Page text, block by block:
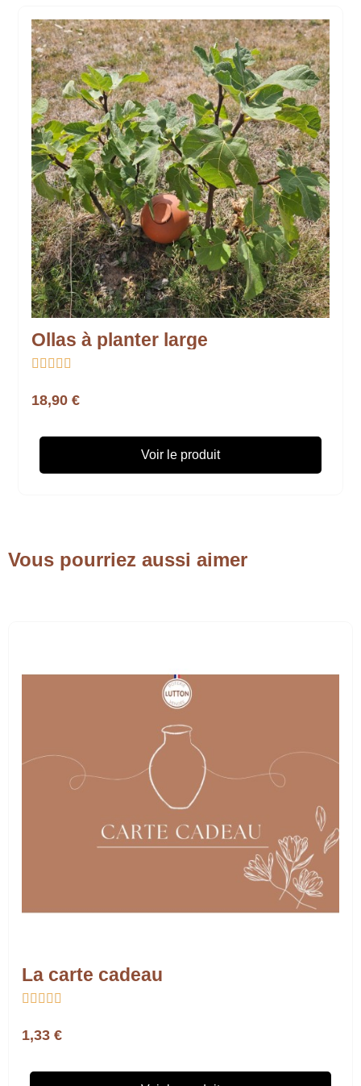
Ollas à planter large
    
18,90 €
Voir le produit
Vous pourriez aussi aimer
La carte cadeau
    
1,33 €